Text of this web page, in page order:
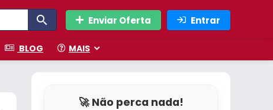
Enviar Oferta Entrar
BLOG MAIS
🚀 Não perca nada!